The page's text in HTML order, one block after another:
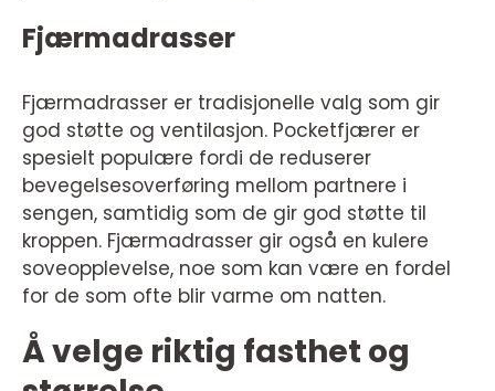
Fjærmadrasser
Fjærmadrasser er tradisjonelle valg som gir
god støtte og ventilasjon. Pocketfjærer er
spesielt populære fordi de reduserer
bevegelsesoverføring mellom partnere i
sengen, samtidig som de gir god støtte til
kroppen. Fjærmadrasser gir også en kulere
soveopplevelse, noe som kan være en fordel
for de som ofte blir varme om natten.
Å velge riktig fasthet og